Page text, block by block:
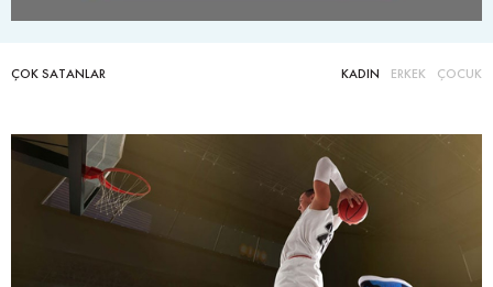
ÇOK SATANLAR KADIN ERKEK ÇOCUK